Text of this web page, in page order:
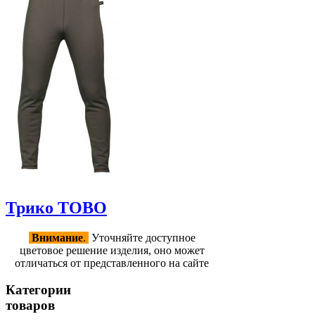
Трико TOBO
Внимание. Уточняйте доступное
цветовое решение изделия, оно может
отличаться от представленного на сайте
Категории
товаров